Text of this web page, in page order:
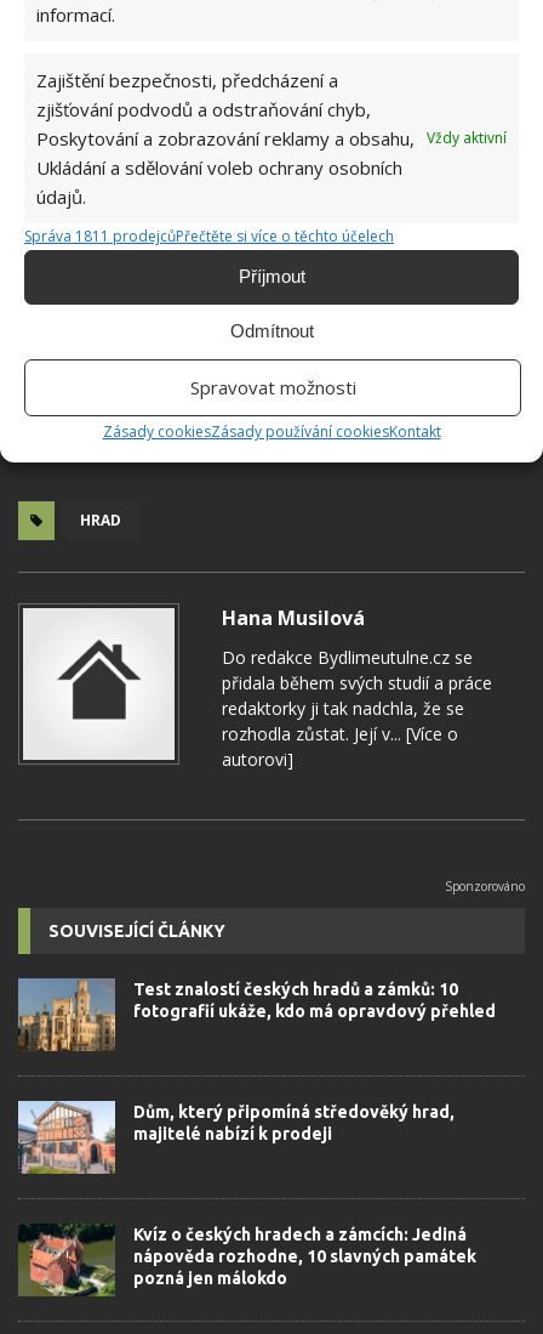
informací.
Zajištění bezpečnosti, předcházení a
zjišťování podvodů a odstraňování chyb,
Poskytování a zobrazování reklamy a obsahu,
Ukládání a sdělování voleb ochrany osobních
údajů.
Vždy aktivní
Správa 1811 prodejcůPřečtěte si více o těchto účelech
Příjmout
Odmítnout
Spravovat možnosti
Zásady cookiesZásady používání cookiesKontakt
HRAD
Hana Musilová
Do redakce Bydlimeutulne.cz se
přidala během svých studií a práce
redaktorky ji tak nadchla, že se
rozhodla zůstat. Její v... [Více o
autorovi]
SOUVISEJÍCÍ ČLÁNKY
Test znalostí českých hradů a zámků: 10
fotografií ukáže, kdo má opravdový přehled
Dům, který připomíná středověký hrad,
majitelé nabízí k prodeji
Kvíz o českých hradech a zámcích: Jediná
nápověda rozhodne, 10 slavných památek
pozná jen málokdo